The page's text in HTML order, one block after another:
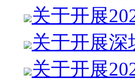
关于开展
关于开展深
关于开展